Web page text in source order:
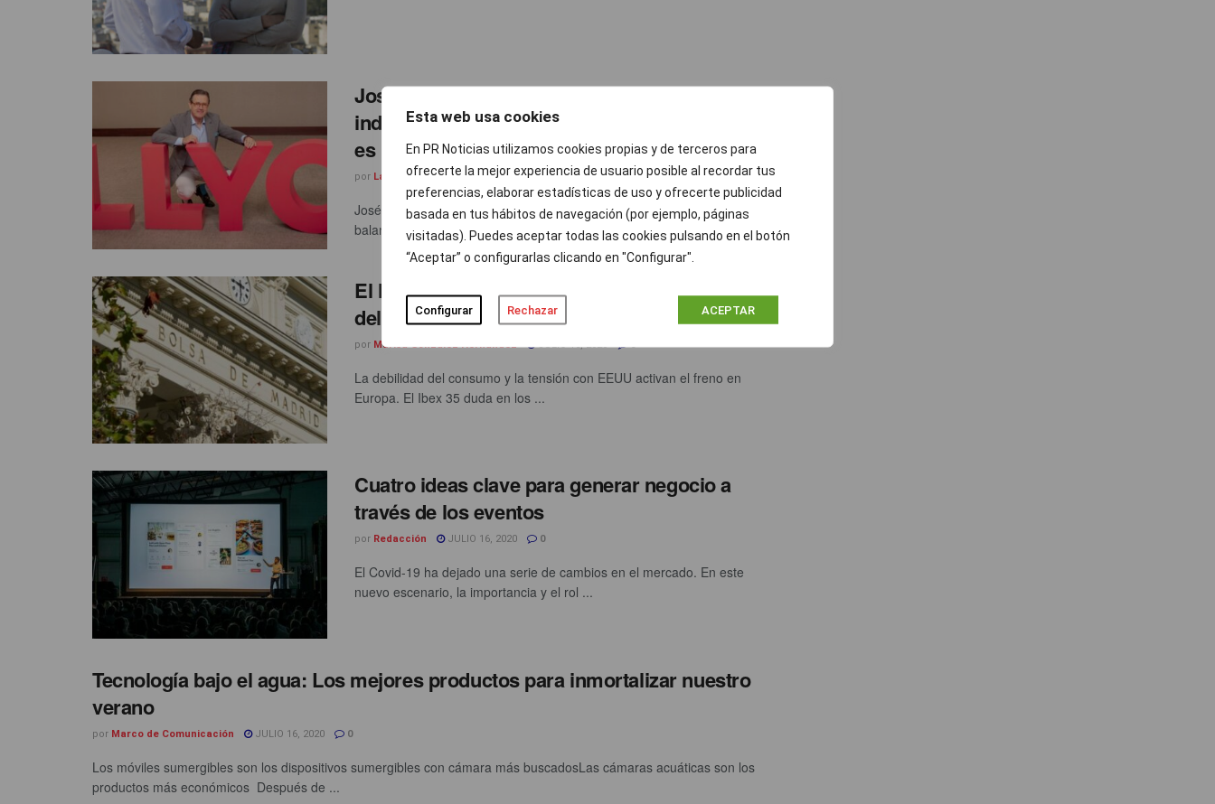
Esta web usa cookies
En PR Noticias utilizamos cookies propias y de terceros para
ofrecerte la mejor experiencia de usuario posible al recordar tus
preferencias, elaborar estadísticas de uso y ofrecerte publicidad
basada en tus hábitos de navegación (por ejemplo, páginas
visitadas). Puedes aceptar todas las cookies pulsando en el botón
“Aceptar” o configurarlas clicando en "Configurar".
Configurar Rechazar ACEPTAR
José Antonio Llorente (LLYC): “En nuestra
industria hay grandes profesionales, lo difícil
es identificar el espíritu emprendedor”
por Laura Bravo JULIO 16, 2020 0
José Antonio Llorente, socio fundador y presidente de LLYC ha hecho
balance junto a Pedro Aparicio, editor de prnoticias.com, de ...
El Ibex 35 duda en los 7.400 puntos a la espera
del BCE
por Marisa Gonzalez Hernandez
La debilidad del consumo y la tensión con EEUU activan el freno en
Europa. El Ibex 35 duda en los ...
Cuatro ideas clave para generar negocio a
través de los eventos
por Redacción JULIO 16, 2020 0
El Covid-19 ha dejado una serie de cambios en el mercado. En este
nuevo escenario, la importancia y el rol ...
Tecnología bajo el agua: Los mejores productos para inmortalizar nuestro
verano
por Marco de Comunicación JULIO 16, 2020 0
Los móviles sumergibles son los dispositivos sumergibles con cámara más buscadosLas cámaras acuáticas son los
productos más económicos Después de ...